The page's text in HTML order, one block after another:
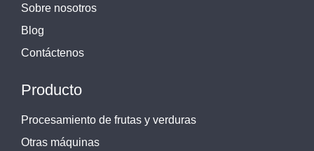
Sobre nosotros
Blog
Contáctenos
Producto
Procesamiento de frutas y verduras
Otras máquinas